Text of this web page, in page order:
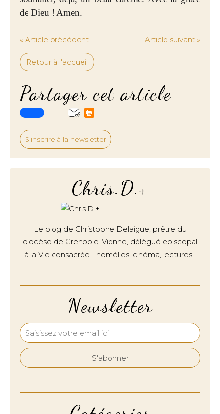
de Dieu ! Amen.
« Article précédent Article suivant »
Retour à l'accueil
Partager cet article
S'inscrire à la newsletter
Newsletter
Chris.D.+
Le blog de Christophe Delaigue, prêtre du
diocèse de Grenoble-Vienne, délégué épiscopal
à la Vie consacrée | homélies, cinéma, lectures…